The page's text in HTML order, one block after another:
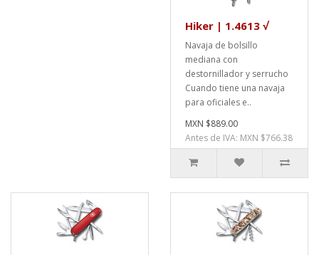
Hiker | 1.4613 √
Navaja de bolsillo
mediana con
destornillador y serrucho
Cuando tiene una navaja
para oficiales e..
MXN $889.00
Antes de IVA: MXN $766.38